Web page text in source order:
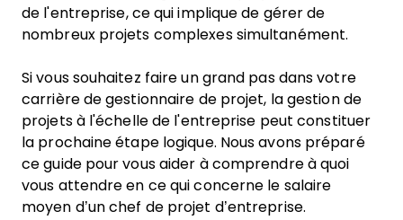
de l'entreprise, ce qui implique de gérer de
nombreux projets complexes simultanément.
Si vous souhaitez faire un grand pas dans votre
carrière de gestionnaire de projet, la gestion de
projets à l'échelle de l'entreprise peut constituer
la prochaine étape logique. Nous avons préparé
ce guide pour vous aider à comprendre à quoi
vous attendre en ce qui concerne le salaire
moyen d’un chef de projet d’entreprise.